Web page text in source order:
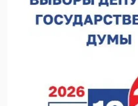
Кратковременные перерывы